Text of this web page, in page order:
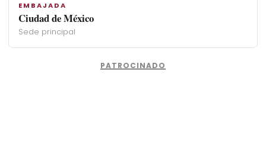
EMBAJADA
Ciudad de México
Sede principal